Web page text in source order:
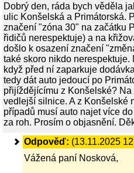
Dobrý den, ráda bych věděla
ulic Konšelská a Primátorská.
značení "zóna 30" na začátku
řidičů nerespektuje) a na
došlo k osazení značení
také skoro nikdo
když před ní zaparkuje
tedy dát auto jedoucí po
přijíždějícímu z Konšelské?
vedlejší silnice. A z Konšelské
případů musí auto najet více
za roh. Prosím o objasnění.
Odpověď: (13.11.2025
Vážená paní Nosková,